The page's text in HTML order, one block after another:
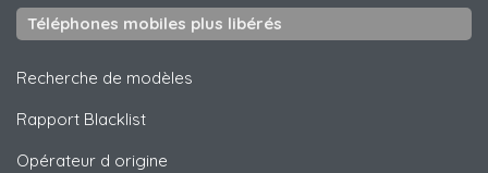
Téléphones mobiles plus libérés
Recherche de modèles
Rapport Blacklist
Opérateur d origine